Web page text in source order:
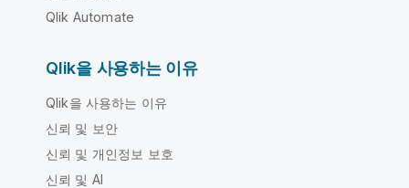
Qlik Automate
Qlik을 사용하는 이유
Qlik을 사용하는 이유
신뢰 및 보안
신뢰 및 개인정보 보호
신뢰 및 AI